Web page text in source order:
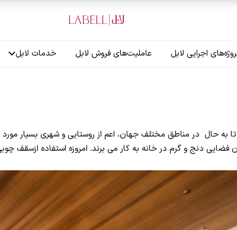
اجرایی لابل عاملیت‌های فروش لابل خدمات لابل
به حال در مناطق مختلف جهان، اعم از روستایی و شهری بسیار
فضایی دنج و گرم در خانه به کار می برند. امروزه استفاده ازسقف